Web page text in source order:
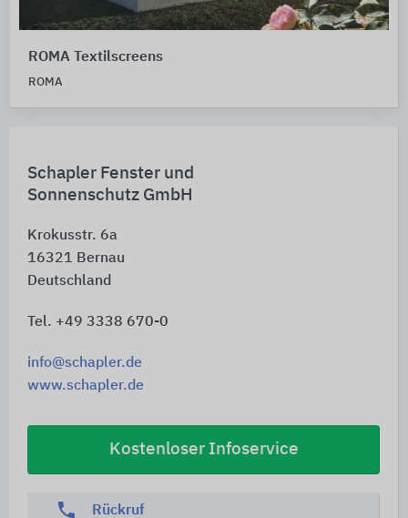
Schapler Fenster und
Sonnenschutz GmbH
Krokusstr. 6a
16321 Bernau
Deutschland
Tel. +49 3338 670-0
info@schapler.de
www.schapler.de
Kostenloser Infoservice
phone Rückruf
ROMA Textilscreens
ROMA